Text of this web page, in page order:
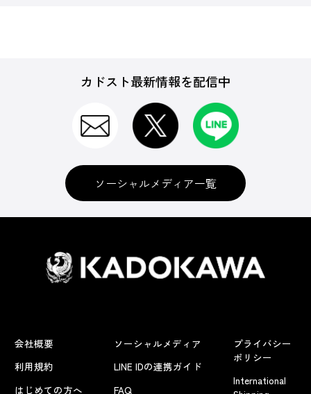
カドスト最新情報を配信中
ソーシャルメディア一覧
会社概要
利用規約
はじめての方へ
ソーシャルメディア
LINE IDの連携ガイド
FAQ
プライバシー
ポリシー
International